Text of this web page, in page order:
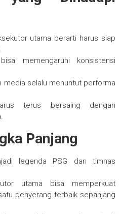
utama berarti harus siap
memengaruhi konsistensi
media selalu menuntut performa
terus bersaing dengan
Panjang
legenda PSG dan timnas
utama bisa memperkuat
penyerang terbaik sepanjang